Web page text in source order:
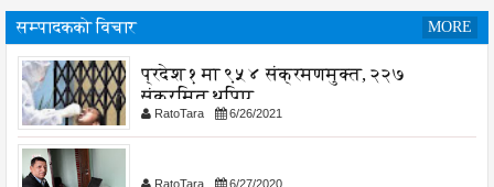
सम्पादकको विचार MORE
प्रदेश १ मा ९५४ संक्रमणमुक्त, २२७
संक्रमित थपिए
RatoTara 6/26/2021
RatoTara 6/27/2020